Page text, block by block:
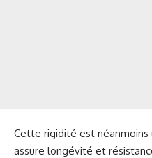
Cette rigidité est
assure longévité et